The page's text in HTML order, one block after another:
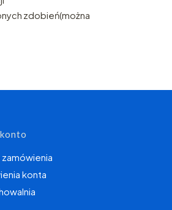
zdobień(można
konta